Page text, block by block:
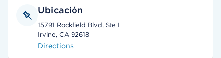
Ubicación
15791 Rockfield Blvd, Ste I
Irvine, CA 92618
Directions